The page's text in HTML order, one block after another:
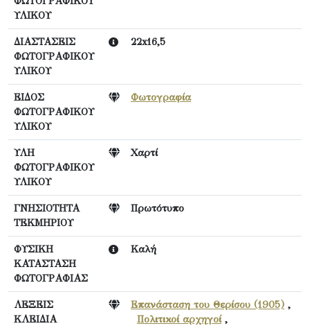
ΥΛΙΚΟΥ
ΔΙΑΣΤΑΣΕΙΣ
ΦΩΤΟΓΡΑΦΙΚΟΥ
ΥΛΙΚΟΥ
22x16,5
ΕΙΔΟΣ
ΦΩΤΟΓΡΑΦΙΚΟΥ
ΥΛΙΚΟΥ
Φωτογραφία
ΥΛΗ
ΦΩΤΟΓΡΑΦΙΚΟΥ
ΥΛΙΚΟΥ
Χαρτί
ΓΝΗΣΙΟΤΗΤΑ
ΤΕΚΜΗΡΙΟΥ
Πρωτότυπο
ΦΥΣΙΚΗ
ΚΑΤΑΣΤΑΣΗ
ΦΩΤΟΓΡΑΦΙΑΣ
Καλή
ΛΕΞΕΙΣ
ΚΛΕΙΔΙΑ
Επανάσταση του Θερίσου (1905) ,
Πολιτικοί αρχηγοί,